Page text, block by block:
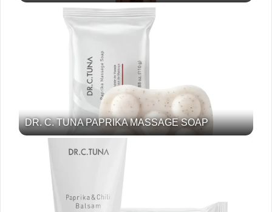
DR. C. TUNA PAPRIKA MASSAGE SOAP